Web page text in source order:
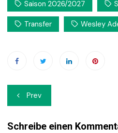
Saison 2026/2027
Transfer Wesley
Beitrags-
Navigation
Prev
Schreibe einen